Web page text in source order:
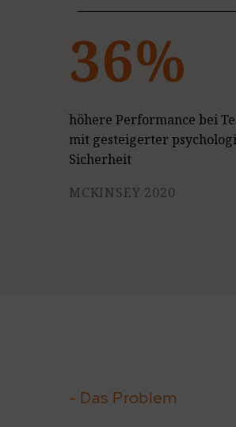
36%
höhere Performance bei
mit gesteigerter
Sicherheit
MCKINSEY 2020
- Das Problem